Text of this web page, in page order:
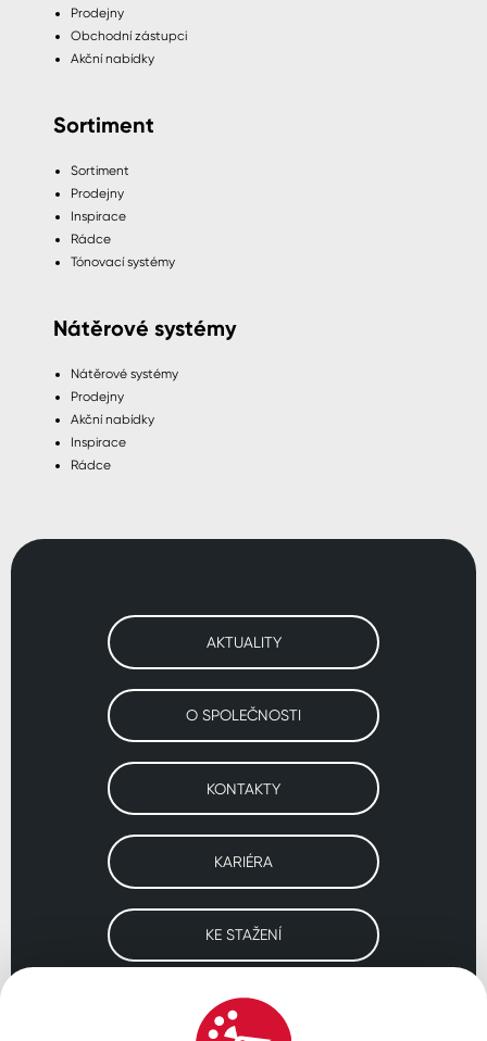
Prodejny
Obchodní zástupci
Akční nabídky
Sortiment
Sortiment
Prodejny
Inspirace
Rádce
Tónovací systémy
Nátěrové systémy
Nátěrové systémy
Prodejny
Akční nabídky
Inspirace
Rádce
AKTUALITY
O SPOLEČNOSTI
KONTAKTY
KARIÉRA
KE STAŽENÍ
Navštivte naše pobočky